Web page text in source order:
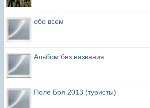
обо всем
Альбом без названия
Поле Боя 2013 (туристы)